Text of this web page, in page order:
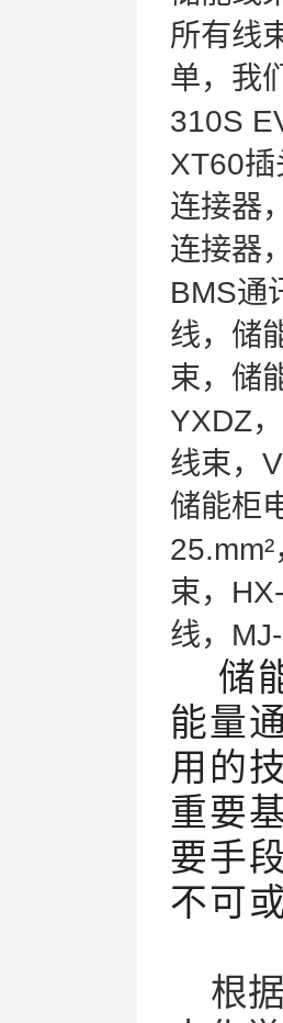
所有线
单，我
310S
XT60
连接器
连接器
BMS通
线，储
束，储
YXDZ
线束，
储能柜
束，
线，
储
能量
用的
重要
要手
不可
根